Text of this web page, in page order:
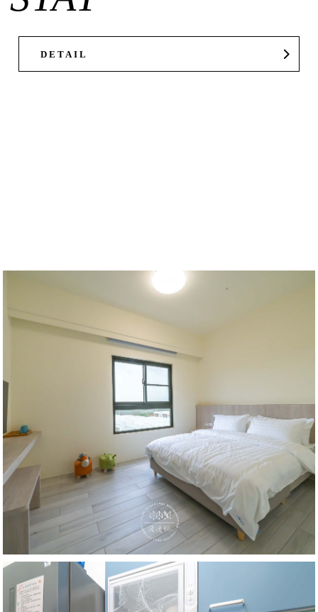
DETAIL